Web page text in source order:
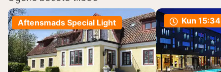
Aftensmads Special Light Kun